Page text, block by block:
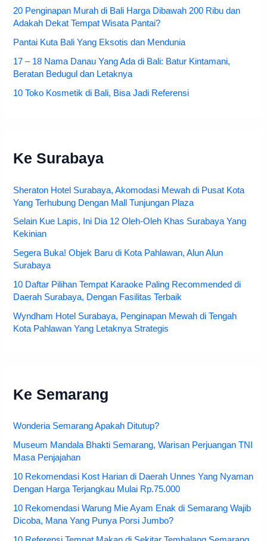
20 Penginapan Murah di Bali Harga Dibawah 200 Ribu dan
Adakah Dekat Tempat Wisata Pantai?
Pantai Kuta Bali Yang Eksotis dan Mendunia
17 – 18 Nama Danau Yang Ada di Bali: Batur Kintamani,
Beratan Bedugul dan Letaknya
10 Toko Kosmetik di Bali, Bisa Jadi Referensi
Ke Surabaya
Sheraton Hotel Surabaya, Akomodasi Mewah di Pusat Kota
Yang Terhubung Dengan Mall Tunjungan Plaza
Selain Kue Lapis, Ini Dia 12 Oleh-Oleh Khas Surabaya Yang
Kekinian
Segera Buka! Objek Baru di Kota Pahlawan, Alun Alun
Surabaya
10 Daftar Pilihan Tempat Karaoke Paling Recommended di
Daerah Surabaya, Dengan Fasilitas Terbaik
Wyndham Hotel Surabaya, Penginapan Mewah di Tengah
Kota Pahlawan Yang Letaknya Strategis
Ke Semarang
Wonderia Semarang Apakah Ditutup?
Museum Mandala Bhakti Semarang, Warisan Perjuangan TNI
Masa Penjajahan
10 Rekomendasi Kost Harian di Daerah Unnes Yang Nyaman
Dengan Harga Terjangkau Mulai Rp.75.000
10 Rekomendasi Warung Mie Ayam Enak di Semarang Wajib
Dicoba, Mana Yang Punya Porsi Jumbo?